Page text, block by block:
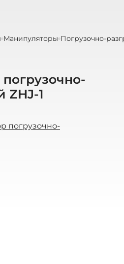
Манипуляторы Погрузочно-
ZHJ-1